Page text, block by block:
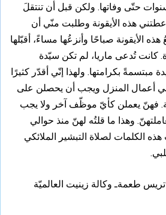
عمرها ورافقتها ١٠ سنوات حتّى وفاتها. ولكن قبل أن تنتقلَ
هذه الأيقونة وطلبت منّي أن
الأيقونة صباحًا وأنزعُها مساءً، أقبّلها
كانت تُدعى ماريا، لم تكن سيّدة
مبتسمةً بكرامتها. ولهذا إنّي أقدّر كثيرًا
في أعمال المنزل ويجب أن يحصلن على
فهنّ يعملن كأيّ موظّف آخر ولا يجب
وهذا ما قلتُه لهنّ منذ حوالي
الكلمات لصلاة التبشير الملائكي
طعمةـ وكالة زينيت العالميّة